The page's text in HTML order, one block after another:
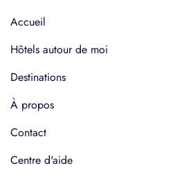
Accueil
Hôtels autour de moi
Destinations
À propos
Contact
Centre d'aide